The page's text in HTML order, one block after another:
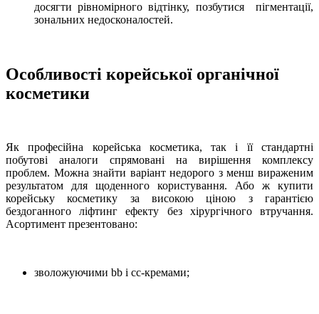
досягти рівномірного відтінку, позбутися пігментації,
зональних недосконалостей.
Особливості корейської органічної
косметики
Як професійна корейська косметика, так і її стандартні
побутові аналоги спрямовані на вирішення комплексу
проблем. Можна знайти варіант недорого з менш вираженим
результатом для щоденного користування. Або ж купити
корейську косметику за високою ціною з гарантією
бездоганного ліфтинг ефекту без хірургічного втручання.
Асортимент презентовано:
зволожуючими bb і cc-кремами;